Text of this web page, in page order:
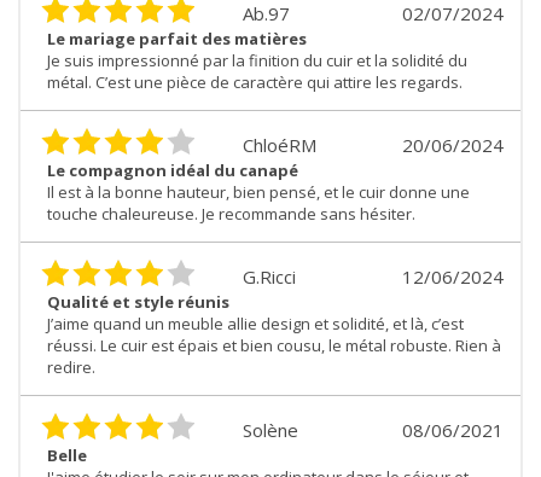
02/07/2024
Ab.97
Le mariage parfait des matières
Je suis impressionné par la finition du cuir et la solidité du
métal. C’est une pièce de caractère qui attire les regards.
20/06/2024
ChloéRM
Le compagnon idéal du canapé
Il est à la bonne hauteur, bien pensé, et le cuir donne une
touche chaleureuse. Je recommande sans hésiter.
12/06/2024
G.Ricci
Qualité et style réunis
J’aime quand un meuble allie design et solidité, et là, c’est
réussi. Le cuir est épais et bien cousu, le métal robuste. Rien à
redire.
08/06/2021
Solène
Belle